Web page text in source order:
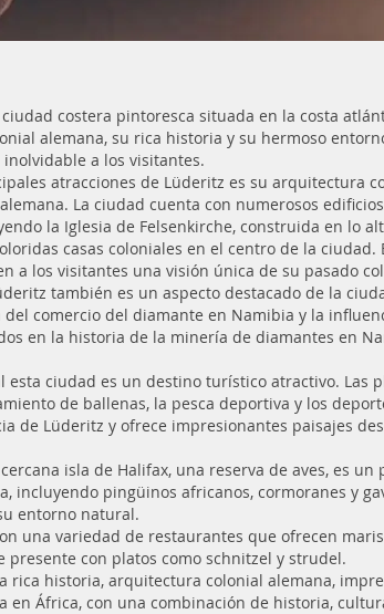
costera pintoresca situada en la costa
alemana, su rica historia y su hermoso
a los visitantes.
atracciones de Lüderitz es su arquitectura
La ciudad cuenta con numerosos
la Iglesia de Felsenkirche, construida en lo
casas coloniales en el centro de la
a los visitantes una visión única de su pasado
también es un aspecto destacado de la
comercio del diamante en Namibia y la
en la historia de la minería de diamantes en
ciudad es un destino turístico atractivo. Las
de ballenas, la pesca deportiva y los
de Lüderitz y ofrece impresionantes paisajes
isla de Halifax, una reserva de aves, es
incluyendo pingüinos africanos, cormoranes y
entorno natural.
una variedad de restaurantes que ofrecen
con platos como schnitzel y strudel.
rica historia, arquitectura colonial alemana,
África, con una combinación de historia,